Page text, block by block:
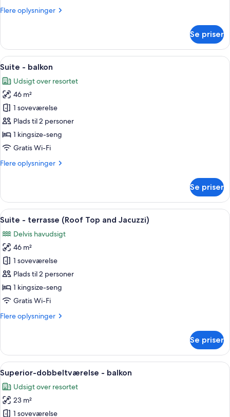
Flere oplysninger
Flere
dobbeltværelse
balkon
Se priser
Indlæs
alle
billeder
af
Suite
-
balkon
Et hotelværelse med et stort
11
Suite - balkon
Udsigt over resortet
46 m²
1 soveværelse
Plads til 2 personer
1 kingsize-seng
Gratis Wi-Fi
Flere oplysninger
Flere
-
balkon
Se priser
Indlæs
alle
billeder
af
Suite
-
terrasse
(Roof
and
Et moderne hotelværelse med en
10
Suite - terrasse (Roof Top and Jacuzzi)
Delvis havudsigt
46 m²
1 soveværelse
Plads til 2 personer
1 kingsize-seng
Gratis Wi-Fi
Flere oplysninger
Flere
-
terrasse
(Roof
Top
and
Jacuzzi)
Se priser
Indlæs
alle
billeder
af
Superior-
Et moderne hotelværelse med en
5
Superior-dobbeltværelse - balkon
Udsigt over resortet
23 m²
1 soveværelse